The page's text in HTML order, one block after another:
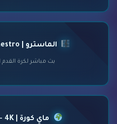
الماسترو | Elmaestro - بث مباشر
بث مباشر لكرة القدم
ماي كورة | My Kora - 4K و HD